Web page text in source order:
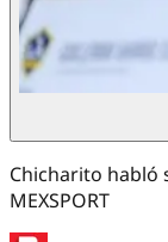
Chicharito
MEXSPORT